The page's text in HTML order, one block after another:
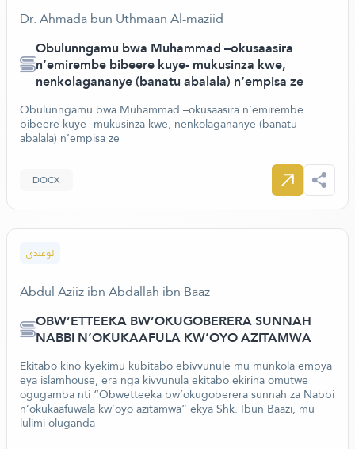
Dr. Ahmada bun Uthmaan Al-maziid
Obulunngamu bwa Muhammad –okusaasira
n’emirembe bibeere kuye- mukusinza kwe,
nenkolagananye (banatu abalala) n’empisa ze
Obulunngamu bwa Muhammad –okusaasira n’emirembe
bibeere kuye- mukusinza kwe, nenkolagananye (banatu
abalala) n’empisa ze
DOCX
لوغندي
Abdul Aziiz ibn Abdallah ibn Baaz
OBW’ETTEEKA BW’OKUGOBERERA SUNNAH
NABBI N’OKUKAAFULA KW’OYO AZITAMWA
Ekitabo kino kyekimu kubitabo ebivvunule mu munkola empya
eya islamhouse, era nga kivvunula ekitabo ekirina omutwe
ogugamba nti “Obwetteeka bw’okugoberera sunnah za Nabbi
n’okukaafuwala kw’oyo azitamwa” ekya Shk. Ibun Baazi, mu
lulimi oluganda